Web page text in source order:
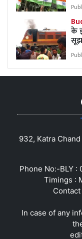
के
932, Katra
Phone No:-BLY :
Timings :
Contact
In case of any